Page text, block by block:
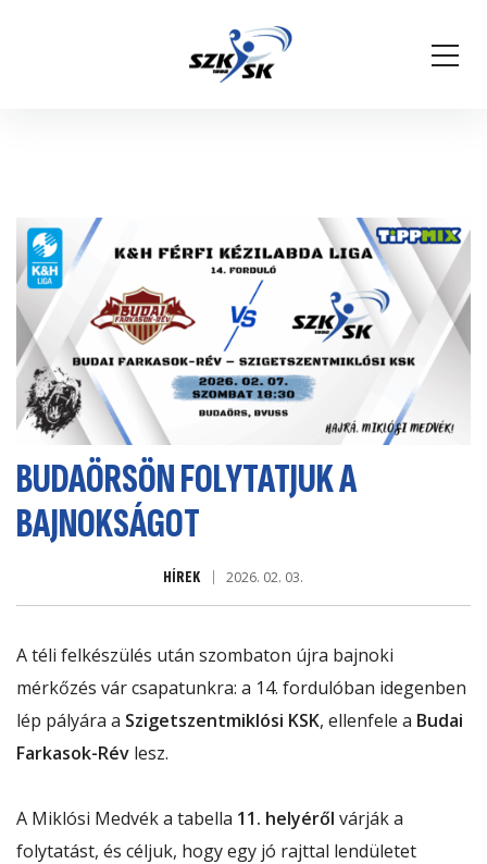
BUDAÖRSÖN FOLYTATJUK A
BAJNOKSÁGOT
HÍREK 2026. 02. 03.
A téli felkészülés után szombaton újra bajnoki
mérkőzés vár csapatunkra: a 14. fordulóban idegenben
lép pályára a Szigetszentmiklósi KSK, ellenfele a Budai
Farkasok-Rév lesz.
A Miklósi Medvék a tabella 11. helyéről várják a
folytatást, és céljuk, hogy egy jó rajttal lendületet